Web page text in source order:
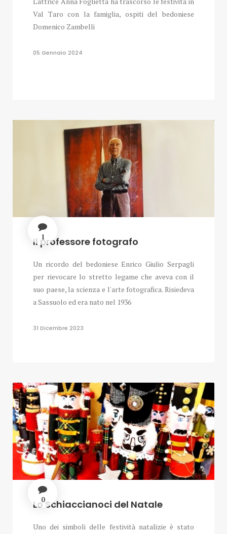
Val Taro con la famiglia, ospiti del bedoniese
Domenico Zambelli
05 Gennaio 2024
1
Il professore fotografo
Un ricordo del bedoniese Enrico Giulio Serpagli
per rievocare lo stretto legame che aveva con il
suo paese, la scienza e l'arte fotografica. Risiedeva
a Sassuolo ed era nato nel 1936
31 Dicembre 2023
0
Lo Schiaccianoci del Natale
Uno dei simboli delle festività natalizie è stato